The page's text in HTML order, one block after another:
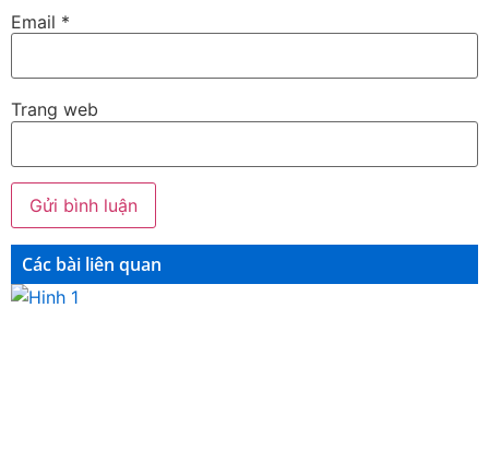
Email *
Trang web
Các bài liên quan